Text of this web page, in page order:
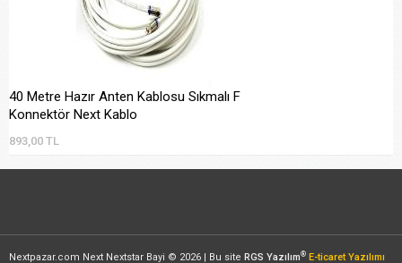
40 Metre Hazır Anten Kablosu Sıkmalı F
Konnektör Next Kablo
893,00 TL
Nextpazar.com Next Nextstar Bayi © 2026 | Bu site RGS Yazılım® E-ticaret Yazılımı